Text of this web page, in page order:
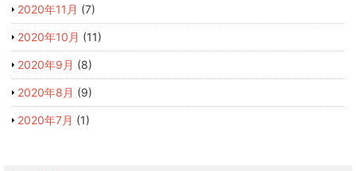
2020年11月 (7)
2020年10月 (11)
2020年9月 (8)
2020年8月 (9)
2020年7月 (1)